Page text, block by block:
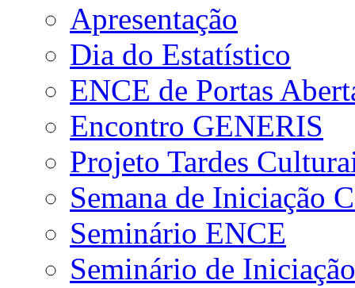
Apresentação
Dia do Estatístico
ENCE de Portas
Encontro GENERIS
Projeto Tardes
Semana de Iniciação
Seminário ENCE
Seminário de